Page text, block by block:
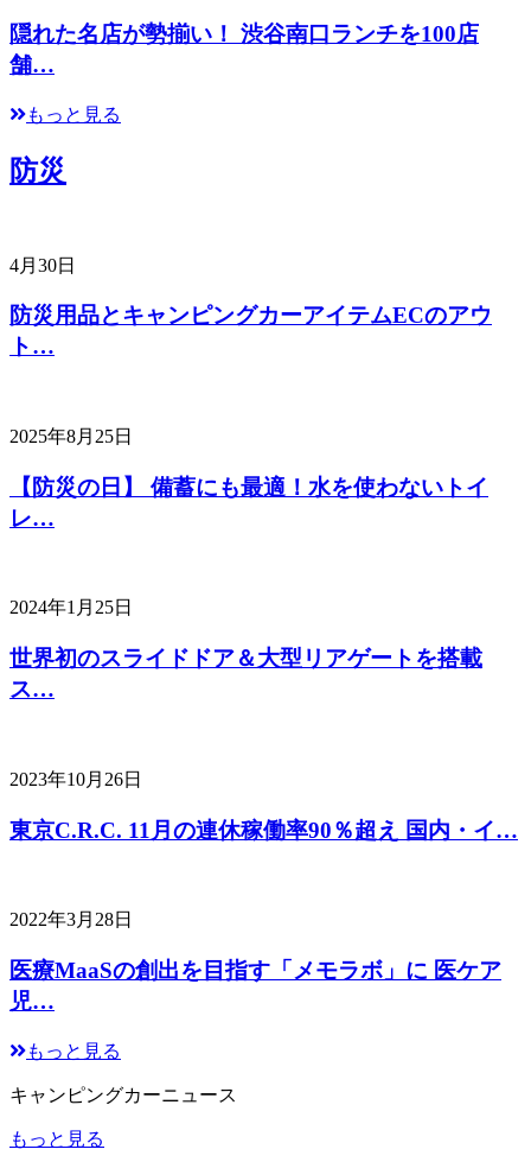
隠れた名店が勢揃い！ 渋谷南口ランチを100店
舗…
もっと見る
防災
4月30日
防災用品とキャンピングカーアイテムECのアウ
ト…
2025年8月25日
【防災の日】 備蓄にも最適！水を使わないトイ
レ…
2024年1月25日
世界初のスライドドア＆大型リアゲートを搭載
ス…
2023年10月26日
東京C.R.C. 11月の連休稼働率90％超え 国内・イ…
2022年3月28日
医療MaaSの創出を目指す「メモラボ」に 医ケア
児…
もっと見る
キャンピングカーニュース
もっと見る